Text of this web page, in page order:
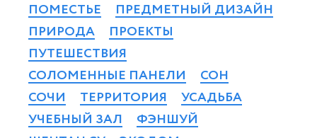
ПОМЕСТЬЕ
ПРЕДМЕТНЫЙ ДИЗАЙН
ПРИРОДА
ПРОЕКТЫ
ПУТЕШЕСТВИЯ
СОЛОМЕННЫЕ ПАНЕЛИ
СОН
СОЧИ
ТЕРРИТОРИЯ
УСАДЬБА
УЧЕБНЫЙ ЗАЛ
ФЭНШУЙ